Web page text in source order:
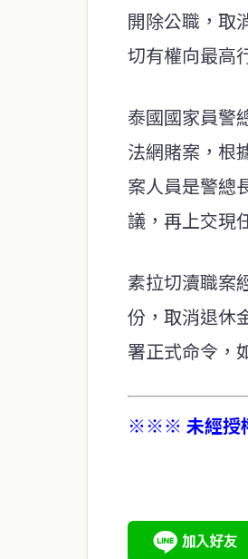
開除公職，取
切有權向最高
泰國國家員警
法網賭案，根
案人員是警總
議，再上交現
素拉切瀆職案
份，取消退休
署正式命令，
※※※ 未經授